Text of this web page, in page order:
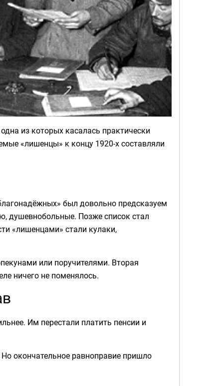
из которых касалась практически
«лишенцы» к концу 1920-х составляли
был довольно предсказуем
душевнобольные. Позже список стал
«лишенцами» стали кулаки,
или поручителями. Вторая
ничего не поменялось.
Им перестали платить пенсии и
окончательное равноправие пришло